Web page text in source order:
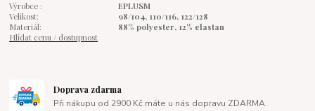
Výrobce :
EPLUSM
Velikost:
98/104, 110/116, 122/128
Materiál:
88% polyester, 12% elastan
Hlídat cenu / dostupnost
Doprava zdarma
Při nákupu od 2900 Kč máte u nás dopravu ZDARMA.